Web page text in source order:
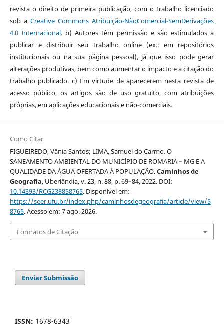
revista o direito de primeira publicação, com o trabalho licenciado
sob a Creative Commons Atribuição-NãoComercial-SemDerivações
4.0 Internacional. b) Autores têm permissão e são estimulados a
publicar e distribuir seu trabalho online (ex.: em repositórios
institucionais ou na sua página pessoal), já que isso pode gerar
alterações produtivas, bem como aumentar o impacto e a citação do
trabalho publicado. c) Em virtude de aparecerem nesta revista de
acesso público, os artigos são de uso gratuito, com atribuições
próprias, em aplicações educacionais e não-comerciais.
Como Citar
FIGUEIREDO, Vânia Santos; LIMA, Samuel do Carmo. O
SANEAMENTO AMBIENTAL DO MUNICÍPIO DE ROMARIA – MG E A
QUALIDADE DA ÁGUA OFERTADA À POPULAÇÃO.Caminhos de
Geografia, Uberlândia, v. 23, n. 88, p. 69–84, 2022. DOI:
10.14393/RCG238858765. Disponível em:
https://seer.ufu.br/index.php/caminhosdegeografia/article/view/5
8765. Acesso em: 7 ago. 2026.
Formatos de Citação
Enviar Submissão
ISSN: 1678-6343